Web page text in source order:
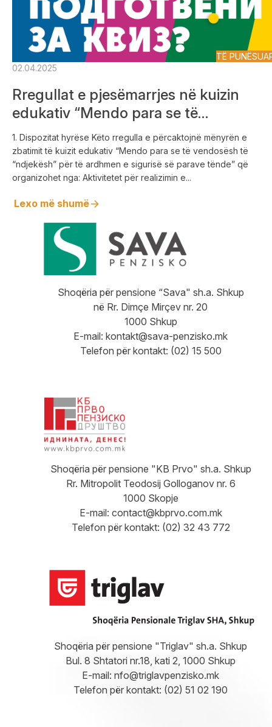
TË
02.04.2025
Rregullat e pjesëmarrjes në kuizin
edukativ “Mendo para se të
vendosësh të “ndjekësh” për të
ardhmen e sigurisë së parave tënde”
1. Dispozitat hyrëse Këto rregulla e përcaktojnë mënyrën e
zbatimit të kuizit edukativ “Mendo para se të vendosësh të
“ndjekësh” për të ardhmen e sigurisë së parave tënde” që
organizohet nga: Aktivitetet për realizimin e...
Lexo më shumë
Shoqëria për pensione “Sava" sh.a. Shkup
në Rr. Dimçe Mirçev nr. 20
1000 Shkup
E-mail: kontakt@sava-penzisko.mk
Telefon për kontakt: (02) 15 500
Shoqëria për pensione "KB Prvo" sh.a. Shkup
Rr. Mitropolit Teodosij Golloganov nr. 6
1000 Skopje
E-mail: contact@kbprvo.com.mk
Telefon për kontakt: (02) 32 43 772
Shoqëria për pensione "Triglav" sh.a. Shkup
Bul. 8 Shtatori nr.18, kati 2, 1000 Shkup
E-mail: nfo@triglavpenzisko.mk
Telefon për kontakt: (02) 51 02 190